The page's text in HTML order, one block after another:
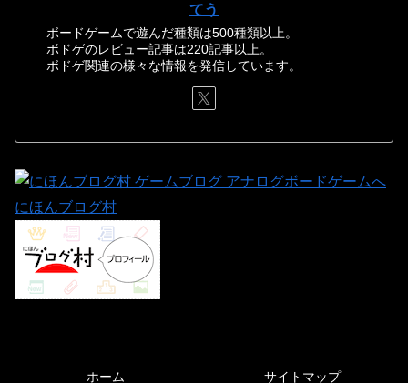
てう
ボードゲームで遊んだ種類は500種類以上。
ボドゲのレビュー記事は220記事以上。
ボドゲ関連の様々な情報を発信しています。
にほんブログ村
ホーム サイトマップ